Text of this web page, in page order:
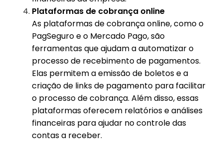
Plataformas de cobrança online
As plataformas de cobrança online, como o
PagSeguro e o Mercado Pago, são
ferramentas que ajudam a automatizar o
processo de recebimento de pagamentos.
Elas permitem a emissão de boletos e a
criação de links de pagamento para facilitar
o processo de cobrança. Além disso, essas
plataformas oferecem relatórios e análises
financeiras para ajudar no controle das
contas a receber.